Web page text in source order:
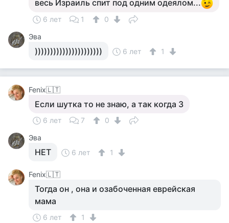
весь Израиль спит под одним одеялом...
6 лет 1
0
Эва
)))))))))))))))))))))) 6 лет 1
Fenix🇱🇹
Если шутка то не знаю, а так когда 3
6 лет 7
0
Эва
НЕТ 6 лет 1
Fenix🇱🇹
Тогда он , она и озабоченная еврейская
мама
6 лет
1